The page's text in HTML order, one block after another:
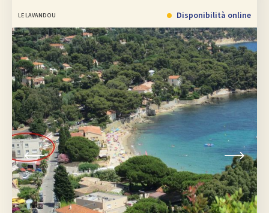
LE LAVANDOU Disponibilità online